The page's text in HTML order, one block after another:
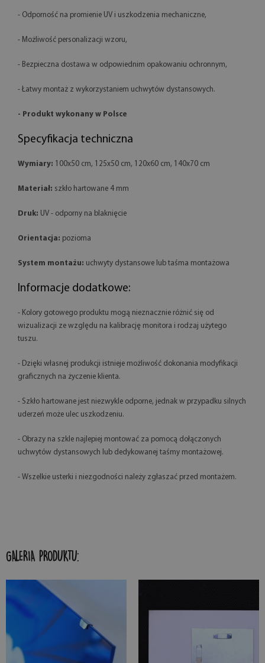
- Odporność na promienie UV i uszkodzenia mechaniczne,
- Możliwość personalizacji wzoru,
- Bezpieczna dostawa w odpowiednim opakowaniu ochronnym,
- Łatwy montaż z wykorzystaniem uchwytów dystansowych.
- Produkt wykonany w Polsce
Specyfikacja techniczna
Wymiary: 100x50 cm, 125x50 cm, 120x60 cm, 140x70 cm
Materiał: szkło hartowane 4 mm
Druk: UV - odporny na blaknięcie
Orientacja: pozioma
System montażu: uchwyty dystansowe lub taśma montażowa
Informacje dodatkowe:
- Kolory gotowego produktu mogą nieznacznie różnić się od
wizualizacji ze względu na kalibrację monitora i rodzaj użytego
tuszu.
- Dzięki własnej produkcji istnieje możliwość dokonania modyfikacji
graficznych na życzenie klienta.
- Szkło hartowane jest niezwykle odporne, jednak w przypadku silnych
uderzeń może ulec uszkodzeniu.
- Obrazy na szkle najlepiej montować za pomocą dołączonych
uchwytów dystansowych lub dedykowanej taśmy montażowej.
- Wszelkie usterki i niezgodności należy zgłaszać przed montażem.
GALERIA PRODUKTU: